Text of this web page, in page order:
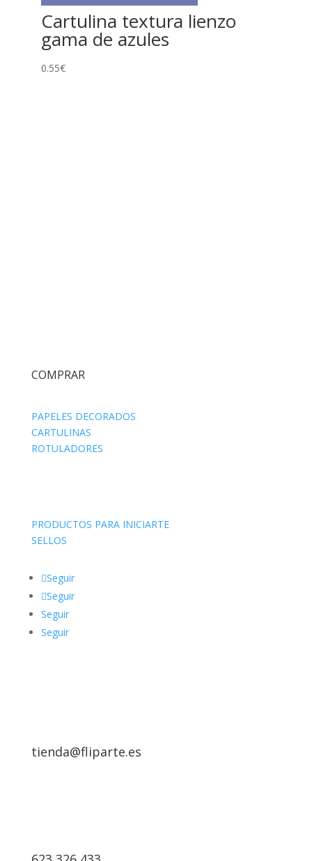
Cartulina textura lienzo
gama de azules
0.55€
COMPRAR
PAPELES DECORADOS
CARTULINAS
ROTULADORES
PRODUCTOS PARA INICIARTE
SELLOS
Seguir
Seguir
Seguir
Seguir
tienda@fliparte.es